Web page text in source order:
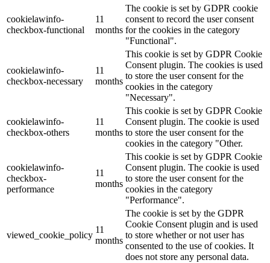
cookielawinfo-
checkbox-functional
11
months
The cookie is set by GDPR cookie
consent to record the user consent
for the cookies in the category
"Functional".
cookielawinfo-
checkbox-necessary
11
months
This cookie is set by GDPR Cookie
Consent plugin. The cookies is used
to store the user consent for the
cookies in the category
"Necessary".
cookielawinfo-
checkbox-others
11
months
This cookie is set by GDPR Cookie
Consent plugin. The cookie is used
to store the user consent for the
cookies in the category "Other.
cookielawinfo-
checkbox-
performance
11
months
This cookie is set by GDPR Cookie
Consent plugin. The cookie is used
to store the user consent for the
cookies in the category
"Performance".
viewed_cookie_policy
11
months
The cookie is set by the GDPR
Cookie Consent plugin and is used
to store whether or not user has
consented to the use of cookies. It
does not store any personal data.